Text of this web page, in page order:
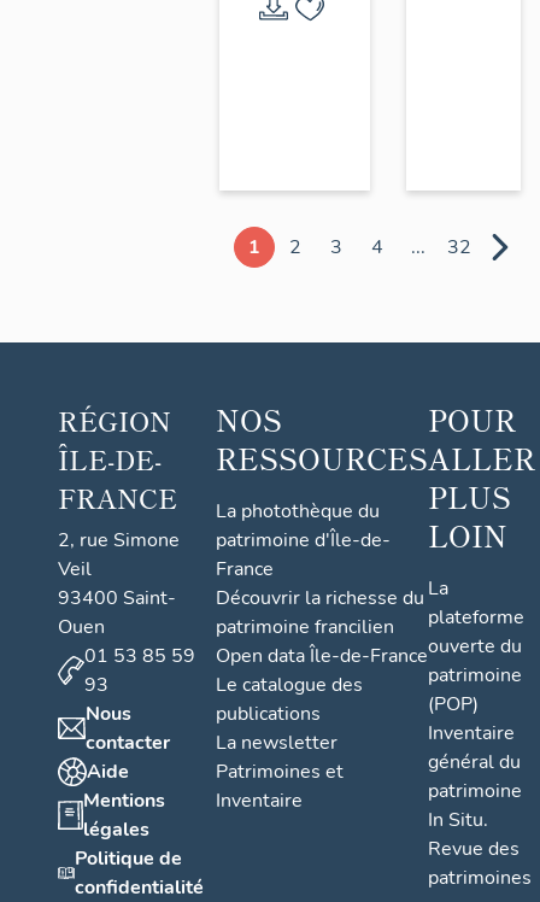
1 2 3 4 ... 32
RÉGION
ÎLE-DE-
FRANCE
2, rue Simone
Veil
93400 Saint-
Ouen
01 53 85 59
93
Nous
contacter
Aide
Mentions
légales
Politique de
confidentialité
NOS
RESSOURCES
La photothèque du
patrimoine d'Île-de-
France
Découvrir la richesse du
patrimoine francilien
Open data Île-de-France
Le catalogue des
publications
La newsletter
Patrimoines et
Inventaire
POUR
ALLER
PLUS
LOIN
La
plateforme
ouverte du
patrimoine
(POP)
Inventaire
général du
patrimoine
In Situ.
Revue des
patrimoines